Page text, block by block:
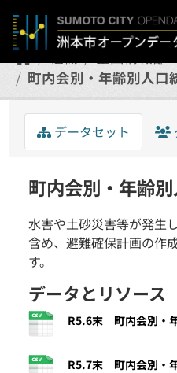
町内会別・年齢別人口
データセット
町内会別・年齢
水害や土砂災害等が発生
含め、避難確保計画の作
す。
データとリソース
R5.6末 町内会別・
R5.7末 町内会別・